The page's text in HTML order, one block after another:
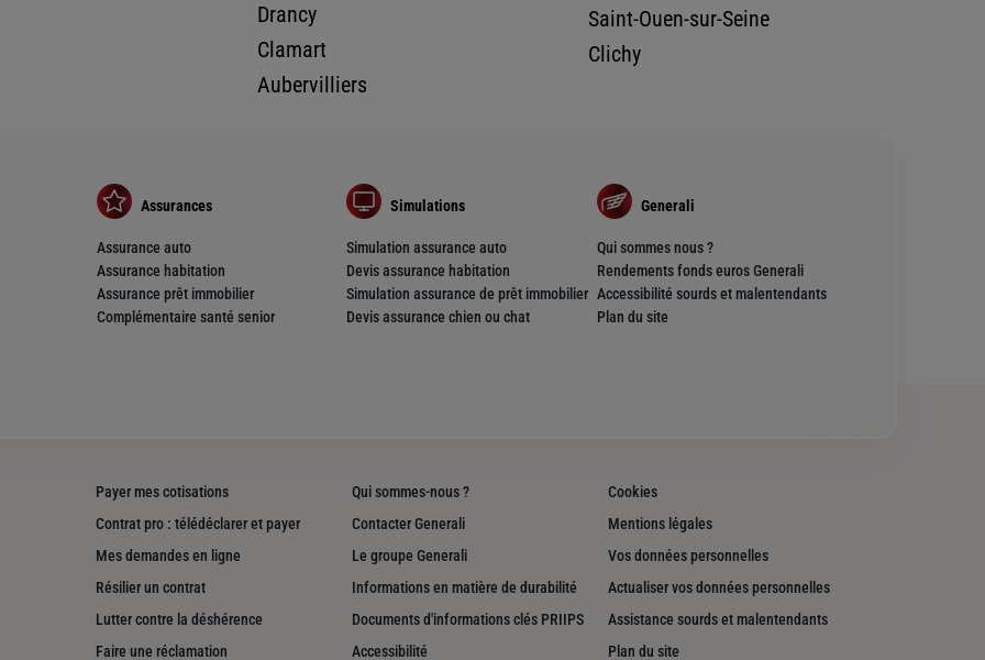
Drancy
Clamart
Aubervilliers
Saint-Ouen-sur-Seine
Clichy
Assurances
Assurance auto
Assurance habitation
Assurance prêt immobilier
Complémentaire santé senior
Simulations
Simulation assurance auto
Devis assurance habitation
Simulation assurance de prêt immobilier
Devis assurance chien ou chat
Generali
Qui sommes nous ?
Rendements fonds euros Generali
Accessibilité sourds et malentendants
Plan du site
Payer mes cotisations
Contrat pro : télédéclarer et payer
Mes demandes en ligne
Résilier un contrat
Lutter contre la déshérence
Faire une réclamation
Qui sommes-nous ?
Contacter Generali
Le groupe Generali
Informations en matière de durabilité
Documents d'informations clés PRIIPS
Accessibilité
Cookies
Mentions légales
Vos données personnelles
Actualiser vos données personnelles
Assistance sourds et malentendants
Plan du site